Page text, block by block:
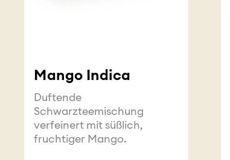
Mango Indica
Duftende
Schwarzteemischung
verfeinert mit süßlich,
fruchtiger Mango.